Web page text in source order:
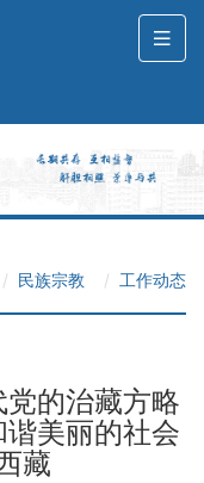
民族宗教 工作动态
的治藏方略
美丽的社会
藏